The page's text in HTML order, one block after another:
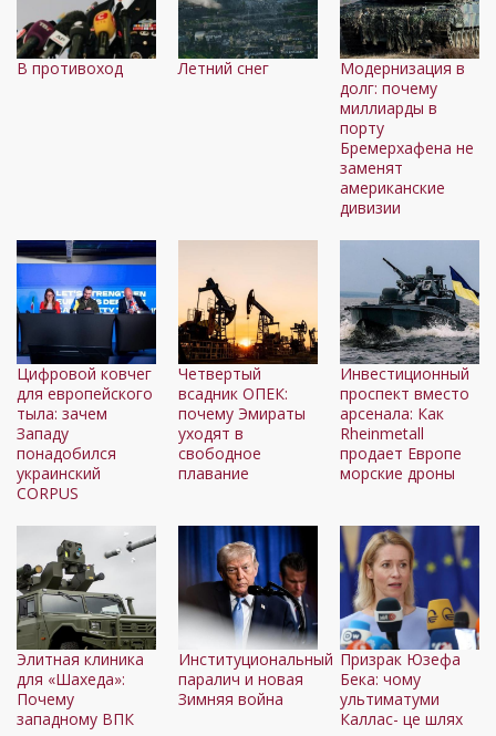
В противоход Летний снег
Модернизация в
долг: почему
миллиарды в
порту
Бремерхафена не
заменят
американские
дивизии
Цифровой ковчег
для европейского
тыла: зачем
Западу
понадобился
украинский
CORPUS
Четвертый
всадник ОПЕК:
почему Эмираты
уходят в
свободное
плавание
Инвестиционный
проспект вместо
арсенала: Как
Rheinmetall
продает Европе
морские дроны
Элитная клиника
для «Шахеда»:
Почему
западному ВПК
Институциональный
паралич и новая
Зимняя война
Призрак Юзефа
Бека: чому
ультиматуми
Каллас- це шлях